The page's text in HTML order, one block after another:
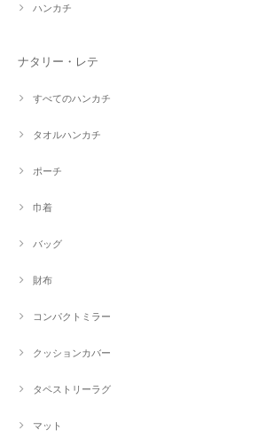
ハンカチ
ナタリー・レテ
すべてのハンカチ
タオルハンカチ
ポーチ
巾着
バッグ
財布
コンパクトミラー
クッションカバー
タペストリーラグ
マット